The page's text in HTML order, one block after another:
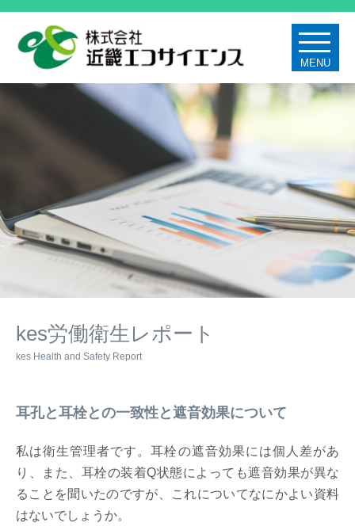
MENU
kes労働衛生レポート
耳孔と耳栓との一致性と遮音効果について
私は衛生管理者です。耳栓の遮音効果には個人差があ
り、また、耳栓の装着Q状態によっても遮音効果が異な
ることを聞いたのですが、これについてなにかよい資料
はないでしょうか。